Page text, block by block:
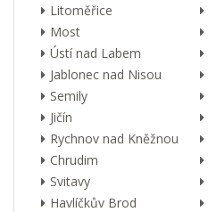
Litoměřice
Most
Ústí nad Labem
Jablonec nad Nisou
Semily
Jičín
Rychnov nad Kněžnou
Chrudim
Svitavy
Havlíčkův Brod